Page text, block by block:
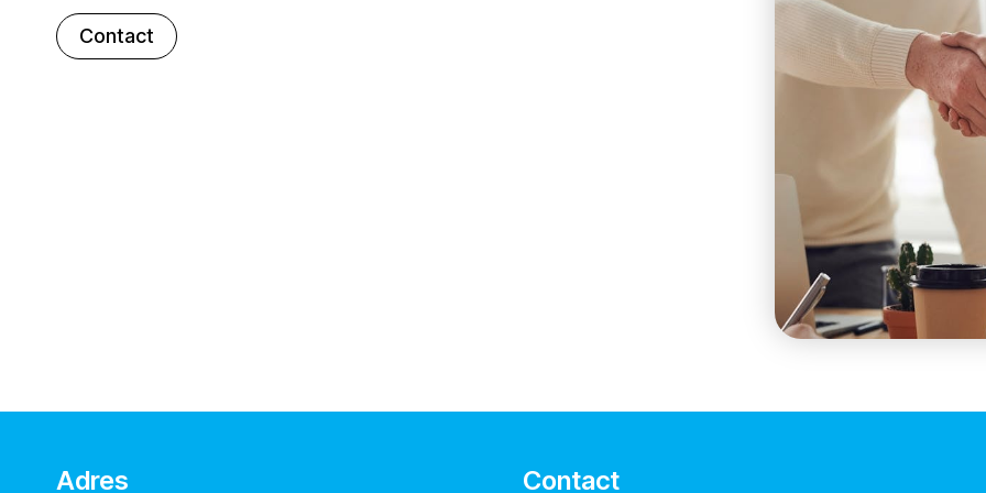
Contact
Adres Contact